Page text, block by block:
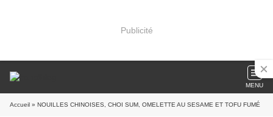
Publicité
MENU
Accueil » NOUILLES CHINOISES, CHOI SUM, OMELETTE AU SESAME ET TOFU FUMÉ